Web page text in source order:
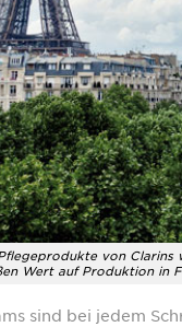
von Clarins
Wert auf Produktion in
sind bei jedem